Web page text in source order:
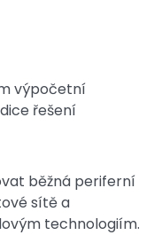
výpočetní
řešení
běžná periferní
sítě a
technologiím.